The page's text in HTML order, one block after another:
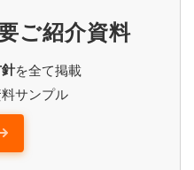
ご紹介資料
を全て掲載
サンプル